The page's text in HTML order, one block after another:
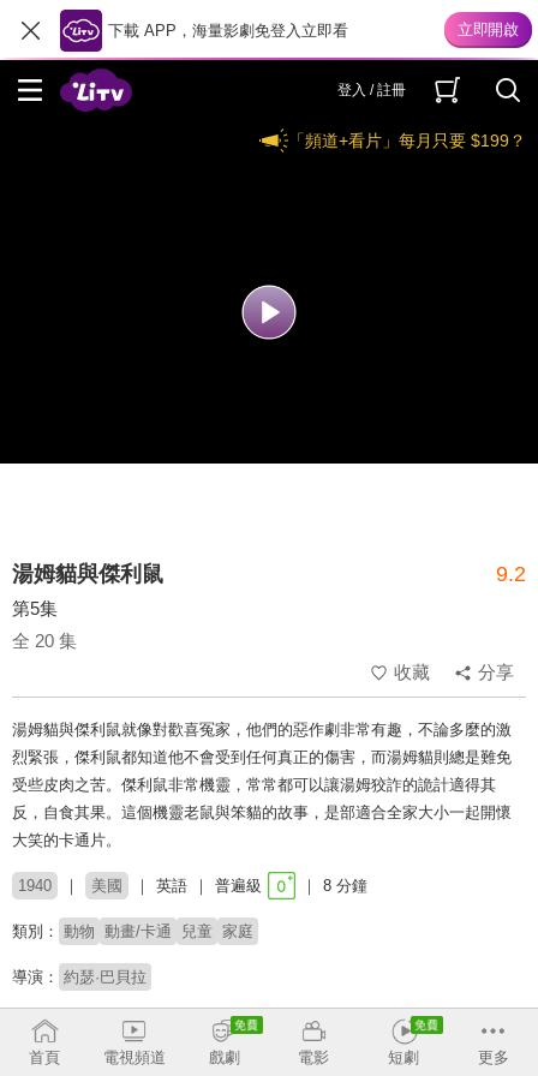
下載 APP，海量影劇免登入立即看
登入 / 註冊
「頻道+看片」每月只要 $199？
湯姆貓與傑利鼠 9.2
第5集
全 20 集
收藏
分享
湯姆貓與傑利鼠就像對歡喜冤家，他們的惡作劇非常有趣，不論多麼的激
烈緊張，傑利鼠都知道他不會受到任何真正的傷害，而湯姆貓則總是難免
受些皮肉之苦。傑利鼠非常機靈，常常都可以讓湯姆狡詐的詭計適得其
反，自食其果。這個機靈老鼠與笨貓的故事，是部適合全家大小一起開懷
大笑的卡通片。
1940 美國 英語 普遍級 8 分鐘
類別： 動物 動畫/卡通 兒童 家庭
導演： 約瑟·巴貝拉
配音： LillianRandolph
首頁 電視頻道 戲劇 電影 短劇 更多